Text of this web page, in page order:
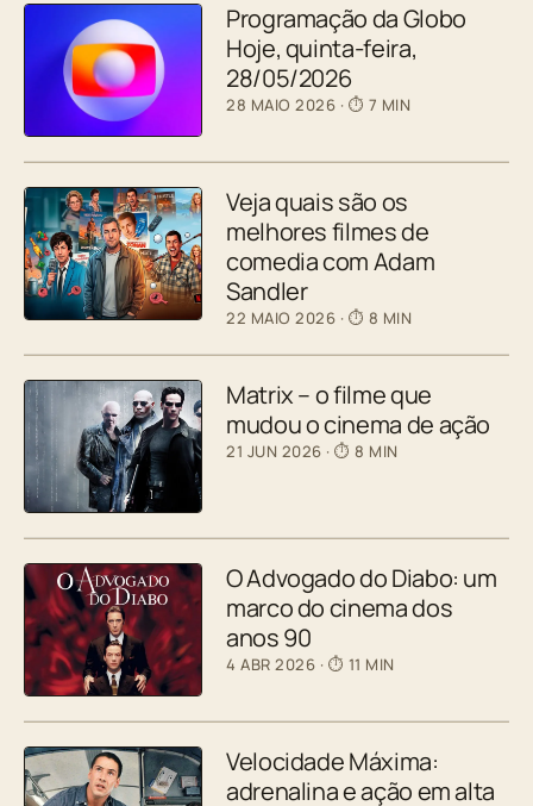
Programação da Globo
Hoje, quinta-feira,
28/05/2026
28 MAIO 2026 · ⏱ 7 MIN
Veja quais são os
melhores filmes de
comedia com Adam
Sandler
22 MAIO 2026 · ⏱ 8 MIN
Matrix – o filme que
mudou o cinema de ação
21 JUN 2026 · ⏱ 8 MIN
O Advogado do Diabo: um
marco do cinema dos
anos 90
4 ABR 2026 · ⏱ 11 MIN
Velocidade Máxima:
adrenalina e ação em alta